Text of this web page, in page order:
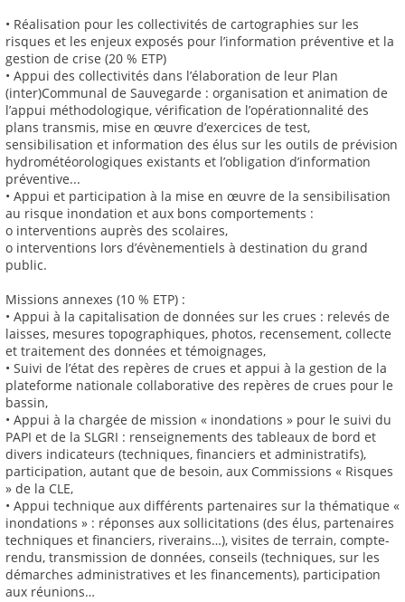
• Réalisation pour les collectivités de cartographies sur les
risques et les enjeux exposés pour l’information préventive et la
gestion de crise (20 % ETP)
• Appui des collectivités dans l’élaboration de leur Plan
(inter)Communal de Sauvegarde : organisation et animation de
l’appui méthodologique, vérification de l’opérationnalité des
plans transmis, mise en œuvre d’exercices de test,
sensibilisation et information des élus sur les outils de prévision
hydrométéorologiques existants et l’obligation d’information
préventive...
• Appui et participation à la mise en œuvre de la sensibilisation
au risque inondation et aux bons comportements :
o interventions auprès des scolaires,
o interventions lors d’évènementiels à destination du grand
public.
Missions annexes (10 % ETP) :
• Appui à la capitalisation de données sur les crues : relevés de
laisses, mesures topographiques, photos, recensement, collecte
et traitement des données et témoignages,
• Suivi de l’état des repères de crues et appui à la gestion de la
plateforme nationale collaborative des repères de crues pour le
bassin,
• Appui à la chargée de mission « inondations » pour le suivi du
PAPI et de la SLGRI : renseignements des tableaux de bord et
divers indicateurs (techniques, financiers et administratifs),
participation, autant que de besoin, aux Commissions « Risques
» de la CLE,
• Appui technique aux différents partenaires sur la thématique «
inondations » : réponses aux sollicitations (des élus, partenaires
techniques et financiers, riverains…), visites de terrain, compte-
rendu, transmission de données, conseils (techniques, sur les
démarches administratives et les financements), participation
aux réunions…